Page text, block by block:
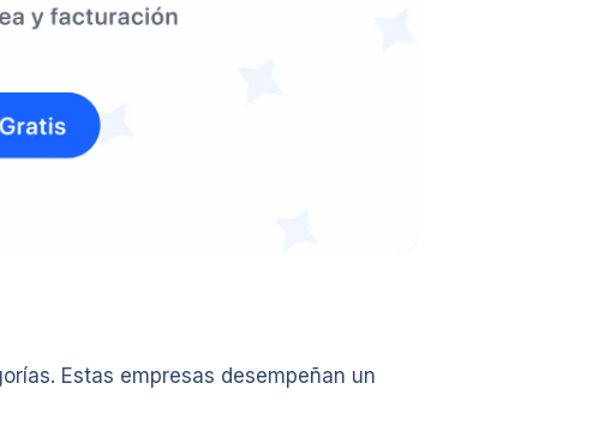
Estas empresas desempeñan un